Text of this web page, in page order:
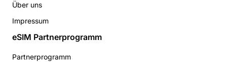
Über uns
Impressum
eSIM Partnerprogramm
Partnerprogramm